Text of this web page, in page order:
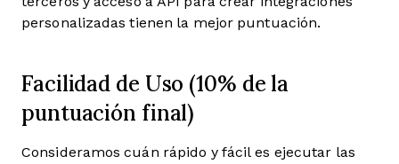
personalizadas tienen la mejor puntuación.
Facilidad de Uso (10% de la
puntuación final)
Consideramos cuán rápido y fácil es ejecutar las